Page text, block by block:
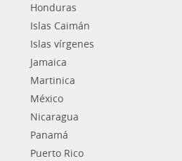
Honduras
Islas Caimán
Islas vírgenes
Jamaica
Martinica
México
Nicaragua
Panamá
Puerto Rico